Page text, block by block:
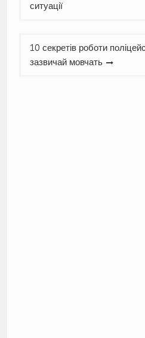
записів
ситуації
10 секретів роботи
зазвичай мовчать